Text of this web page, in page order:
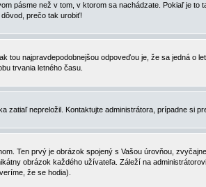
pásme než v tom, v ktorom sa nachádzate. Pokiaľ je
prečo tak urobiť!
najpravdepodobnejšou odpoveďou je, že sa jedná
trvania letného času.
zatiaľ nepreložil. Kontaktujte administrátora, prípadne si
Ten prvý je obrázok spojený s Vašou úrovňou,
obrázok každého užívateľa. Záleží na
že se hodia).